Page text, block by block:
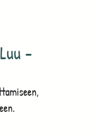
-